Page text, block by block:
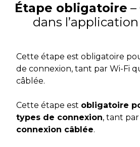
Étape obligatoire
dans
Cette étape est obligatoire
de connexion, tant par Wi-Fi
câblée.
Cette étape est obligatoire
types de connexion, tant par
connexion câblée.